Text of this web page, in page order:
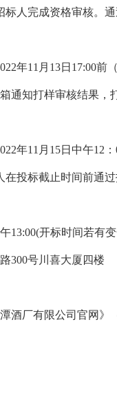
标人完成资格审核。
年1 1 月 13日 17:00前
通知打样审核结果，
年11月 15日中午12：
投标截止时间前通
13:00(开标时间若有
300号川喜大厦四楼
酒厂有限公司官网》